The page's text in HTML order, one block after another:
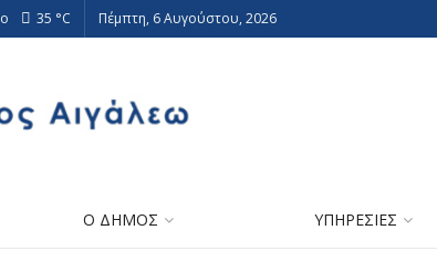
35 °C Πέμπτη, 6 Αυγούστου, 2026
Ο ΔΗΜΟΣ ΥΠΗΡΕΣΙΕΣ